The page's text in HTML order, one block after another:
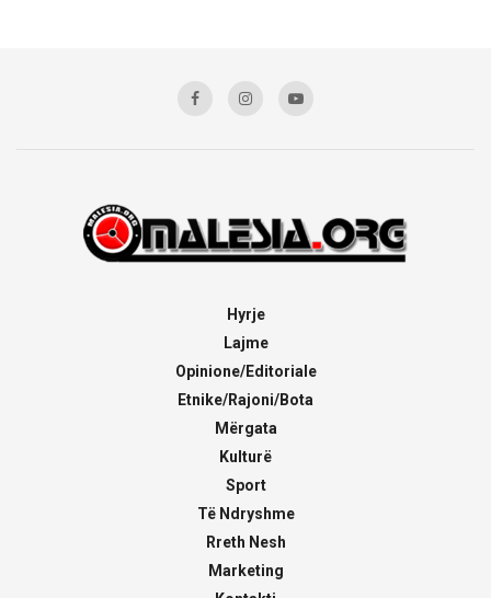
Hyrje
Lajme
Opinione/Editoriale
Etnike/Rajoni/Bota
Mërgata
Kulturë
Sport
Të Ndryshme
Rreth Nesh
Marketing